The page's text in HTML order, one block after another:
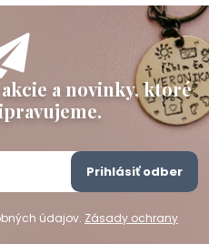
a novinky, ktoré
údajov. Zásady ochrany
Prihlásiť odber